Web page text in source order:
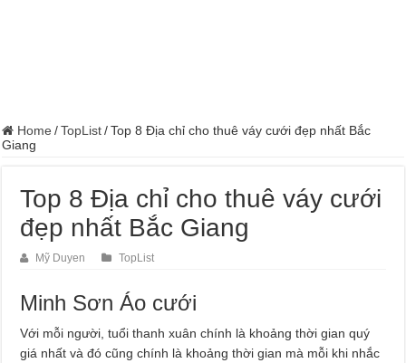
Home / TopList / Top 8 Địa chỉ cho thuê váy cưới đẹp nhất Bắc
Giang
Top 8 Địa chỉ cho thuê váy cưới
đẹp nhất Bắc Giang
Mỹ Duyen TopList
Minh Sơn Áo cưới
Với mỗi người, tuổi thanh xuân chính là khoảng thời gian quý
giá nhất và đó cũng chính là khoảng thời gian mà mỗi khi nhắc